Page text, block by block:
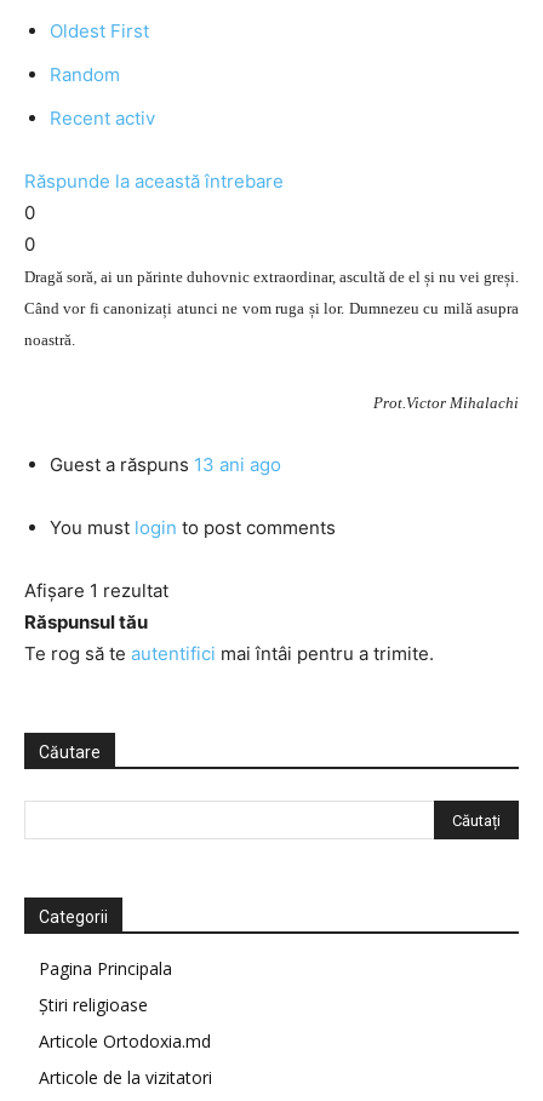
Oldest First
Random
Recent activ
Răspunde la această întrebare
0
0
Dragă soră, ai un părinte duhovnic extraordinar, ascultă de el și nu vei greși.
Când vor fi canonizați atunci ne vom ruga și lor. Dumnezeu cu milă asupra
noastră.
Prot.Victor Mihalachi
Guest a răspuns 13 ani ago
You must login to post comments
Afișare 1 rezultat
Răspunsul tău
Te rog să te autentifici mai întâi pentru a trimite.
Căutare
Categorii
Pagina Principala
Știri religioase
Articole Ortodoxia.md
Articole de la vizitatori